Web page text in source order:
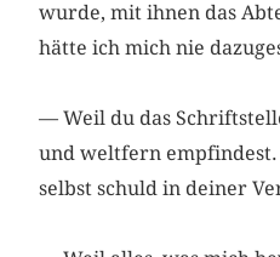
wurde, mit ihnen das
hätte ich mich nie
— Weil du das
und weltfern empfindest.
selbst schuld in deiner